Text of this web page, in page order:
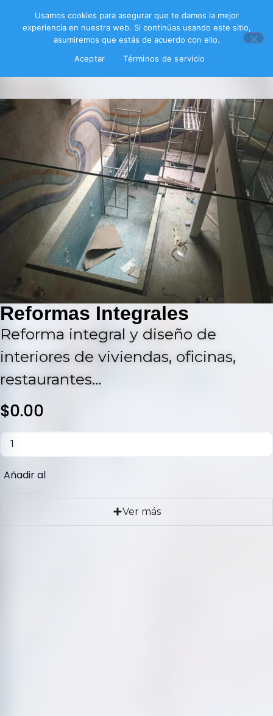
Reformas Integrales
Reforma integral y diseño de
interiores de viviendas, oficinas,
restaurantes…
$0.00
Añadir al
Ver más
Usamos cookies para asegurar que te damos la mejor
experiencia en nuestra web. Si continúas usando este sitio,
asumiremos que estás de acuerdo con ello.
Aceptar
Términos de servicio